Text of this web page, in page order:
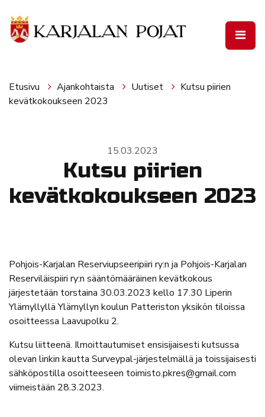
Etusivu Ajankohtaista Uutiset
Kutsu piirien
kevätkokoukseen 2023
15.03.2023
Kutsu piirien
kevätkokoukseen 2023
Pohjois-Karjalan Reserviupseeripiiri ry:n ja Pohjois-Karjalan
Reserviläispiiri ry:n sääntömääräinen kevätkokous
järjestetään torstaina 30.03.2023 kello 17.30 Liperin
Ylämyllyllä Ylämyllyn koulun Patteriston yksikön tiloissa
osoitteessa Laavupolku 2.
Kutsu liitteenä. Ilmoittautumiset ensisijaisesti kutsussa
olevan linkin kautta Surveypal-järjestelmällä ja toissijaisesti
sähköpostilla osoitteeseen toimisto.pkres@gmail.com
viimeistään 28.3.2023.